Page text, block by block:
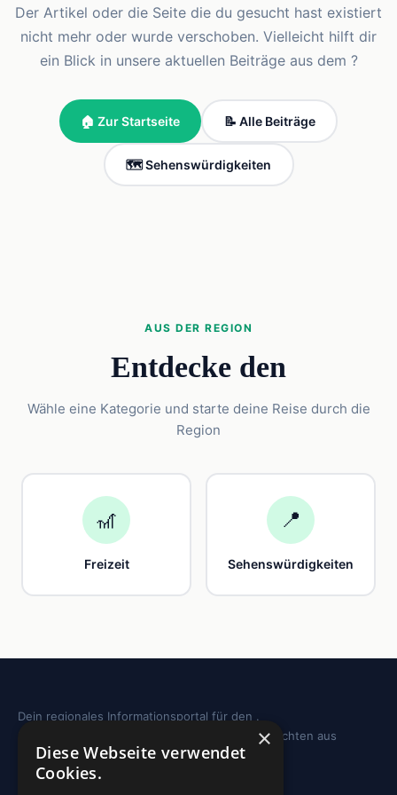
Der Artikel oder die Seite die du gesucht hast existiert
nicht mehr oder wurde verschoben. Vielleicht hilft dir
ein Blick in unsere aktuellen Beiträge aus dem ?
🏠 Zur Startseite 📝 Alle Beiträge
🗺️ Sehenswürdigkeiten
AUS DER REGION
Entdecke den
Wähle eine Kategorie und starte deine Reise durch die
Region
🎢
Freizeit
📍
Sehenswürdigkeiten
Dein regionales Informationsportal für den .
Sehenswürdigkeiten, Ausflugstipps und Geschichten aus
deiner Region.
×
Diese Webseite verwendet
Cookies.